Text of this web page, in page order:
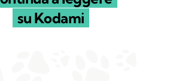
su Kodami